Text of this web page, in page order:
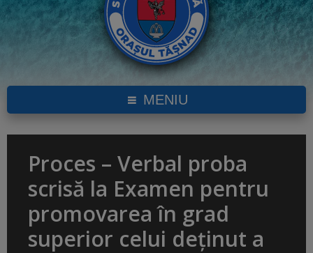
MENIU
Proces – Verbal proba
scrisă la Examen pentru
promovarea în grad
superior celui deținut a